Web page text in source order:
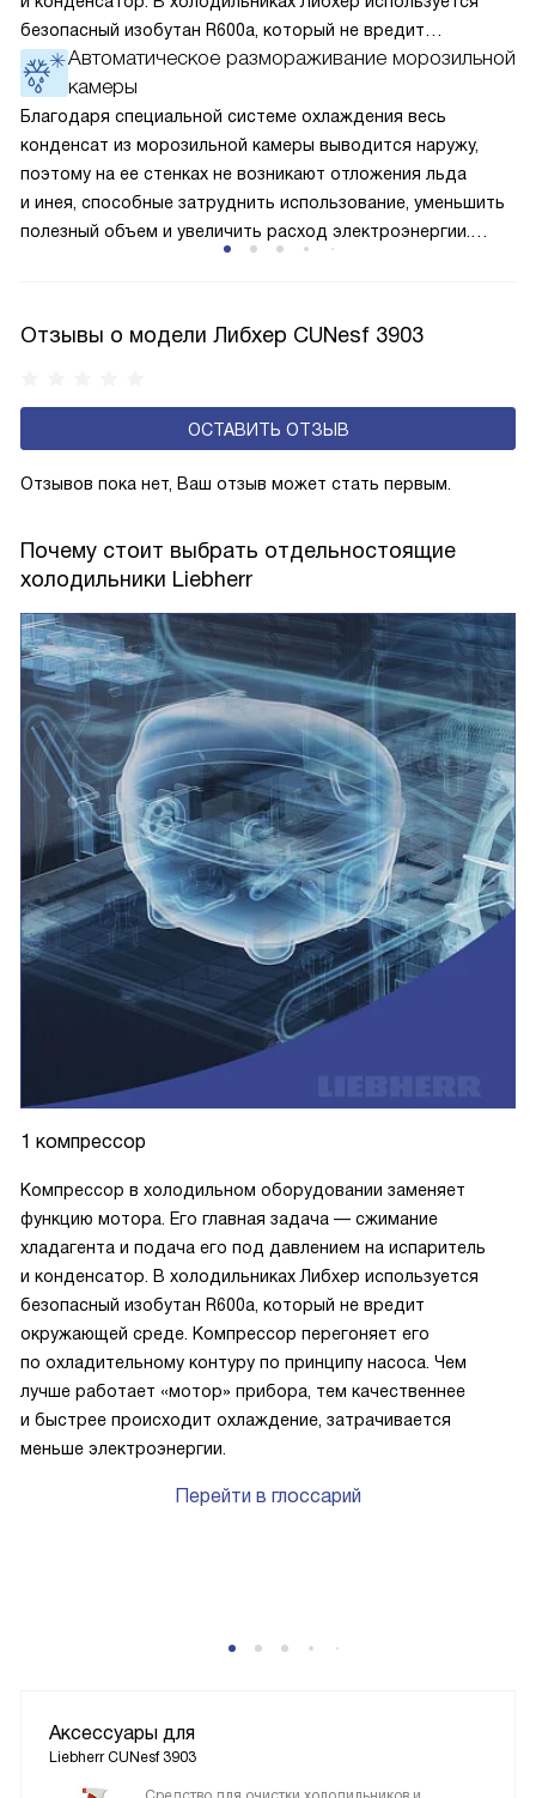
безопасный изобутан R600a, который не вредит
окружающей среде. Компрессор перегоняет его
по охладительному контуру по принципу насоса. Чем
лучше работает «мотор» прибора, тем качественнее
и быстрее происходит охлаждение, затрачивается
меньше электроэнергии.
Автоматическое размораживание морозильной
камеры
Благодаря специальной системе охлаждения весь
конденсат из морозильной камеры выводится наружу,
поэтому на ее стенках не возникают отложения льда
и инея, способные затруднить использование, уменьшить
полезный объем и увеличить расход электроэнергии.
Отзывы о модели Либхер CUNesf 3903
ОСТАВИТЬ ОТЗЫВ
Отзывов пока нет, Ваш отзыв может стать первым.
Почему стоит выбрать отдельностоящие
холодильники Liebherr
1 компрессор
Компрессор в холодильном оборудовании заменяет
функцию мотора. Его главная задача — сжимание
хладагента и подача его под давлением на испаритель
и конденсатор. В холодильниках Либхер используется
безопасный изобутан R600a, который не вредит
окружающей среде. Компрессор перегоняет его
по охладительному контуру по принципу насоса. Чем
лучше работает «мотор» прибора, тем качественнее
и быстрее происходит охлаждение, затрачивается
меньше электроэнергии.
Перейти в глоссарий
Аксессуары для
Liebherr CUNesf 3903